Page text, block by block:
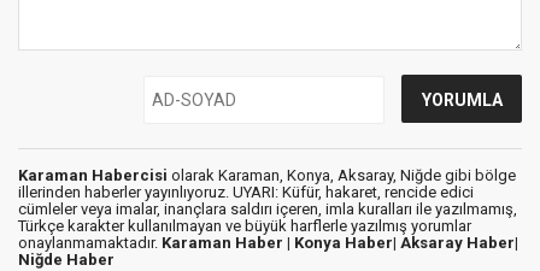
Karaman Habercisi olarak Karaman, Konya, Aksaray, Niğde gibi bölge
illerinden haberler yayınlıyoruz. UYARI: Küfür, hakaret, rencide edici
cümleler veya imalar, inançlara saldırı içeren, imla kuralları ile yazılmamış,
Türkçe karakter kullanılmayan ve büyük harflerle yazılmış yorumlar
onaylanmamaktadır. Karaman Haber | Konya Haber| Aksaray Haber|
Niğde Haber